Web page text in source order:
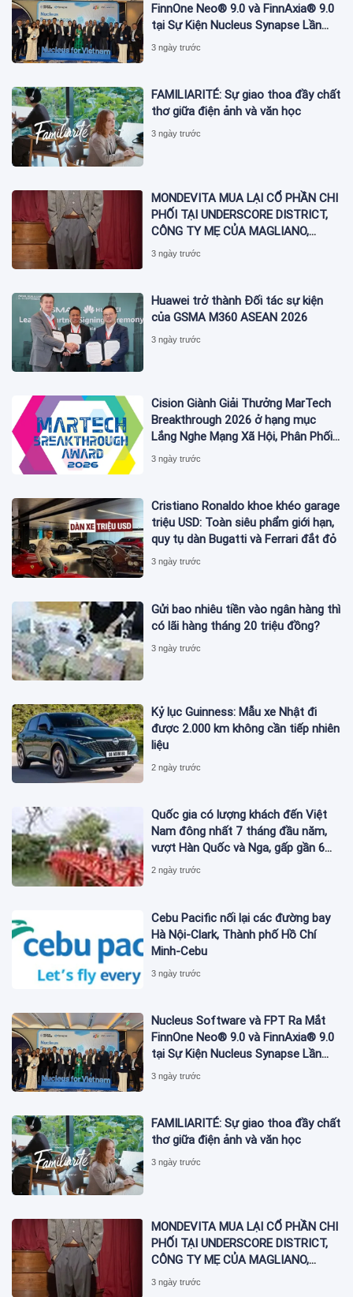
FinnOne Neo® 9.0 và FinnAxia® 9.0
tại Sự Kiện Nucleus Synapse Lần
Đầu Tiên tại Việt Nam
3 ngày trước
FAMILIARITÉ: Sự giao thoa đầy chất
thơ giữa điện ảnh và văn học
3 ngày trước
MONDEVITA MUA LẠI CỔ PHẦN CHI
PHỐI TẠI UNDERSCORE DISTRICT,
CÔNG TY MẸ CỦA MAGLIANO,
ĐÁNH DẤU BƯỚC THỨ HAI TRONG
Ý.
3 ngày trước
Huawei trở thành Đối tác sự kiện
của GSMA M360 ASEAN 2026
3 ngày trước
Cision Giành Giải Thưởng MarTech
Breakthrough 2026 ở hạng mục
Lắng Nghe Mạng Xã Hội, Phân Phối
Thông Cáo Báo Chí và Tối Ưu Hóa
3 ngày trước
Cristiano Ronaldo khoe khéo garage
triệu USD: Toàn siêu phẩm giới hạn,
quy tụ dàn Bugatti và Ferrari đắt đỏ
3 ngày trước
Gửi bao nhiêu tiền vào ngân hàng thì
có lãi hàng tháng 20 triệu đồng?
3 ngày trước
Kỷ lục Guinness: Mẫu xe Nhật đi
được 2.000 km không cần tiếp nhiên
liệu
2 ngày trước
Quốc gia có lượng khách đến Việt
Nam đông nhất 7 tháng đầu năm,
vượt Hàn Quốc và Nga, gấp gần 6
lần Ấn Độ
2 ngày trước
Cebu Pacific nối lại các đường bay
Hà Nội-Clark, Thành phố Hồ Chí
Minh-Cebu
3 ngày trước
Nucleus Software và FPT Ra Mắt
FinnOne Neo® 9.0 và FinnAxia® 9.0
tại Sự Kiện Nucleus Synapse Lần
Đầu Tiên tại Việt Nam
3 ngày trước
FAMILIARITÉ: Sự giao thoa đầy chất
thơ giữa điện ảnh và văn học
3 ngày trước
MONDEVITA MUA LẠI CỔ PHẦN CHI
PHỐI TẠI UNDERSCORE DISTRICT,
CÔNG TY MẸ CỦA MAGLIANO,
ĐÁNH DẤU BƯỚC THỨ HAI TRONG
3 ngày trước